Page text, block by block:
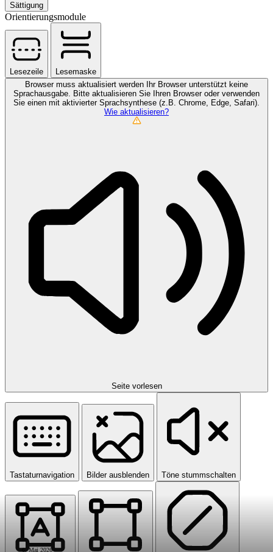
6. Mai 2026
Sättigung
Orientierungsmodule
Lesezeile
Lesemaske
Browser muss aktualisiert werden
Ihr Browser unterstützt keine
Sprachausgabe. Bitte aktualisieren Sie Ihren Browser oder verwenden
Sie einen mit aktivierter Sprachsynthese (z.B. Chrome, Edge, Safari).
Wie aktualisieren?
Seite vorlesen
Tastaturnavigation Bilder ausblenden Töne stummschalten